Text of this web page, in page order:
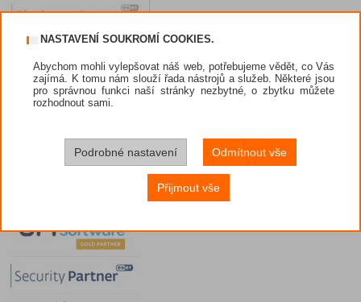
NASTAVENÍ SOUKROMÍ COOKIES.
Abychom mohli vylepšovat náš web, potřebujeme vědět, co Vás
zajímá. K tomu nám slouží řada nástrojů a služeb. Některé jsou
pro správnou funkci naší stránky nezbytné, o zbytku můžete
rozhodnout sami.
Podrobné nastavení Odmítnout vše
Přijmout vše